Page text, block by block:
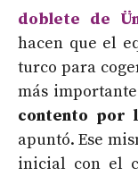
doblete de
hacen que el
turco para
más
contento por
apuntó. Ese
inicial con el